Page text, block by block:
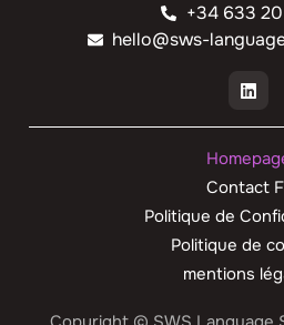
+34 633
hello@sws-
Contact
Politique de
Politique de
mentions